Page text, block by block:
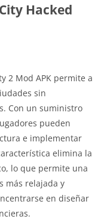
Hacked
2 Mod APK permite a
sin
Con un suministro
pueden
e implementar
elimina la
lo que permite una
más relajada y
en diseñar